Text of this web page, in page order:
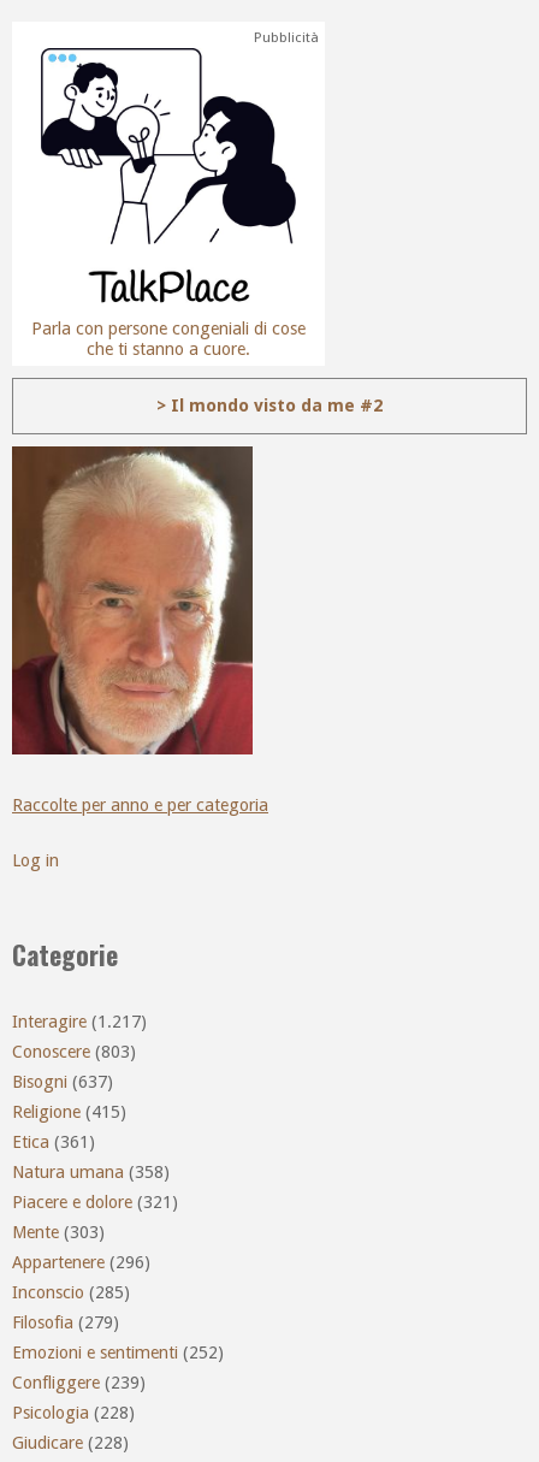
Pubblicità
Parla con persone congeniali di cose
che ti stanno a cuore.
> Il mondo visto da me #2
Raccolte per anno e per categoria
Log in
Categorie
Interagire (1.217)
Conoscere (803)
Bisogni (637)
Religione (415)
Etica (361)
Natura umana (358)
Piacere e dolore (321)
Mente (303)
Appartenere (296)
Inconscio (285)
Filosofia (279)
Emozioni e sentimenti (252)
Confliggere (239)
Psicologia (228)
Giudicare (228)